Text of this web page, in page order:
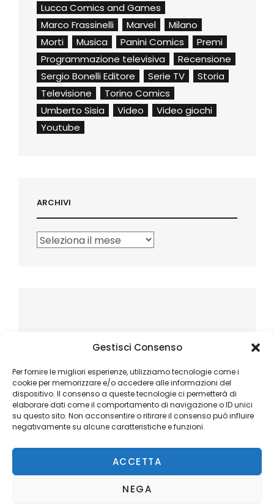
Gestisci Consenso
Per fornire le migliori esperienze, utilizziamo tecnologie come i
cookie per memorizzare e/o accedere alle informazioni del
dispositivo. Il consenso a queste tecnologie ci permetterà di
elaborare dati come il comportamento di navigazione o ID unici
su questo sito. Non acconsentire o ritirare il consenso può influire
negativamente su alcune caratteristiche e funzioni.
ACCETTA
NEGA
Lucca Comics and Games
Marco Frassinelli
Marvel
Milano
Morti
Musica Panini Comics
Premi
Programmazione televisiva
Recensione
Sergio Bonelli Editore
Serie TV
Storia
Televisione
Torino Comics
Umberto Sisia
Video
Video giochi
Youtube
ARCHIVI
Archivi